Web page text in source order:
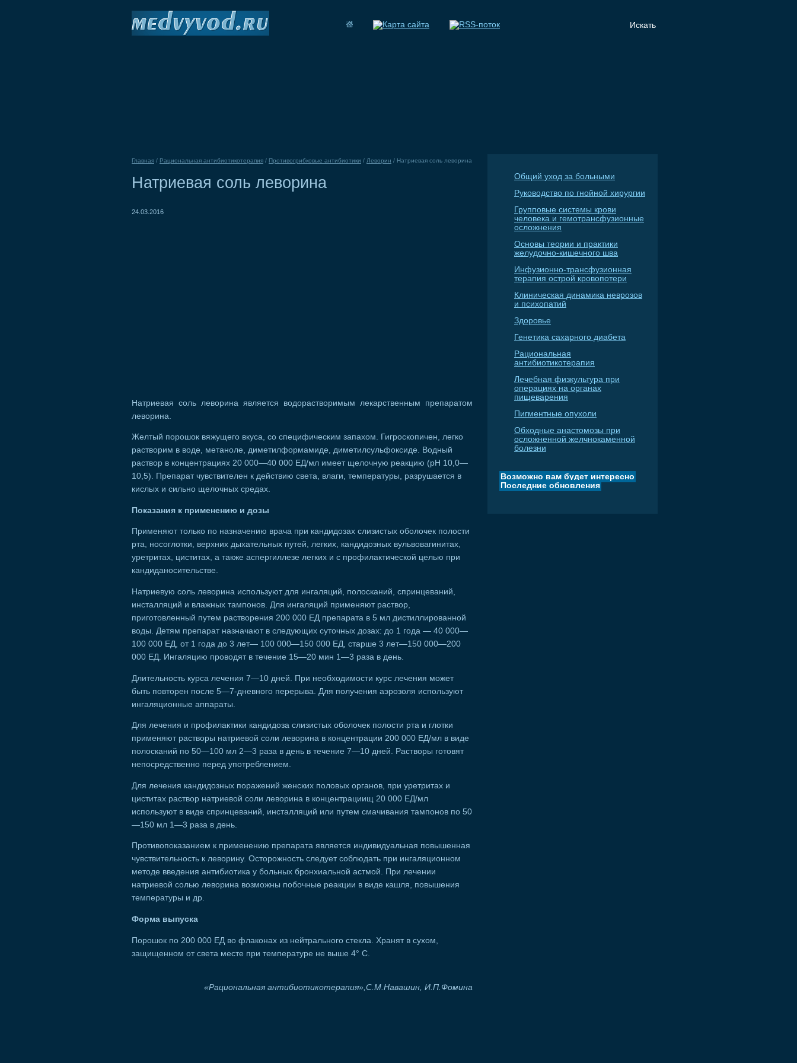
Главная / Рациональная антибиотикотерапия / Противогрибковые антибиотики / Леворин / Натриевая соль леворина
Натриевая соль леворина
24.03.2016
Натриевая соль леворина является водорастворимым лекарственным препаратом
леворина.
Желтый порошок вяжущего вкуса, со специфическим запахом. Гигроскопичен, легко
растворим в воде, метаноле, диметилформамиде, диметилсульфоксиде. Водный
раствор в концентрациях 20 000—40 000 ЕД/мл имеет щелочную реакцию (рН 10,0—
10,5). Препарат чувствителен к действию света, влаги, температуры, разрушается в
кислых и сильно щелочных средах.
Показания к применению и дозы
Применяют только по назначению врача при кандидозах слизистых оболочек полости
рта, носоглотки, верхних дыхательных путей, легких, кандидозных вульвовагинитах,
уретритах, циститах, а также аспергиллезе легких и с профилактической целью при
кандиданосительстве.
Натриевую соль леворина используют для ингаляций, полосканий, спринцеваний,
инсталляций и влажных тампонов. Для ингаляций применяют раствор,
приготовленный путем растворения 200 000 ЕД препарата в 5 мл дистиллированной
воды. Детям препарат назначают в следующих суточных дозах: до 1 года — 40 000—
100 000 ЕД, от 1 года до 3 лет— 100 000—150 000 ЕД, старше 3 лет—150 000—200
000 ЕД. Ингаляцию проводят в течение 15—20 мин 1—3 раза в день.
Длительность курса лечения 7—10 дней. При необходимости курс лечения может
быть повторен после 5—7-дневного перерыва. Для получения аэрозоля используют
ингаляционные аппараты.
Для лечения и профилактики кандидоза слизистых оболочек полости рта и глотки
применяют растворы натриевой соли леворина в концентрации 200 000 ЕД/мл в виде
полосканий по 50—100 мл 2—3 раза в день в течение 7—10 дней. Растворы готовят
непосредственно перед употреблением.
Для лечения кандидозных поражений женских половых органов, при уретритах и
циститах раствор натриевой соли леворина в концентрациищ 20 000 ЕД/мл
используют в виде спринцеваний, инсталляций или путем смачивания тампонов по 50
—150 мл 1—3 раза в день.
Противопоказанием к применению препарата является индивидуальная повышенная
чувствительность к леворину. Осторожность следует соблюдать при ингаляционном
методе введения антибиотика у больных бронхиальной астмой. При лечении
натриевой солью леворина возможны побочные реакции в виде кашля, повышения
температуры и др.
Форма выпуска
Порошок по 200 000 ЕД во флаконах из нейтрального стекла. Хранят в сухом,
защищенном от света месте при температуре не выше 4° С.
«Рациональная антибиотикотерапия»,С.М.Навашин, И.П.Фомина
Общий уход за больными
Руководство по гнойной хирургии
Групповые системы крови
человека и гемотрансфузионные
осложнения
Основы теории и практики
желудочно-кишечного шва
Инфузионно-трансфузионная
терапия острой кровопотери
Клиническая динамика неврозов
и психопатий
Здоровье
Генетика сахарного диабета
Рациональная
антибиотикотерапия
Лечебная физкультура при
операциях на органах
пищеварения
Пигментные опухоли
Обходные анастомозы при
осложненной желчнокаменной
болезни
Возможно вам будет интересно
Последние обновления